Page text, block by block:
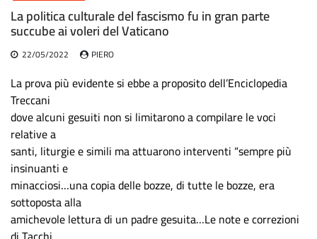
La politica culturale del fascismo fu in gran parte
succube ai voleri del Vaticano
22/05/2022 PIERO
La prova più evidente si ebbe a proposito dell’Enciclopedia
Treccani
dove alcuni gesuiti non si limitarono a compilare le voci
relative a
santi, liturgie e simili ma attuarono interventi “sempre più
insinuanti e
minacciosi…una copia delle bozze, di tutte le bozze, era
sottoposta alla
amichevole lettura di un padre gesuita…Le note e correzioni